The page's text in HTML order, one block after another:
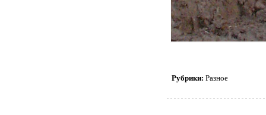
Рубрики: Разное